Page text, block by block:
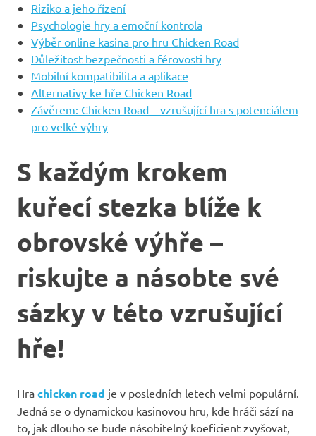
Riziko a jeho řízení
Psychologie hry a emoční kontrola
Výběr online kasina pro hru Chicken Road
Důležitost bezpečnosti a férovosti hry
Mobilní kompatibilita a aplikace
Alternativy ke hře Chicken Road
Závěrem: Chicken Road – vzrušující hra s potenciálem
pro velké výhry
S každým krokem
kuřecí stezka blíže k
obrovské výhře –
riskujte a násobte své
sázky v této vzrušující
hře!
Hra chicken road je v posledních letech velmi populární.
Jedná se o dynamickou kasinovou hru, kde hráči sází na
to, jak dlouho se bude násobitelný koeficient zvyšovat,